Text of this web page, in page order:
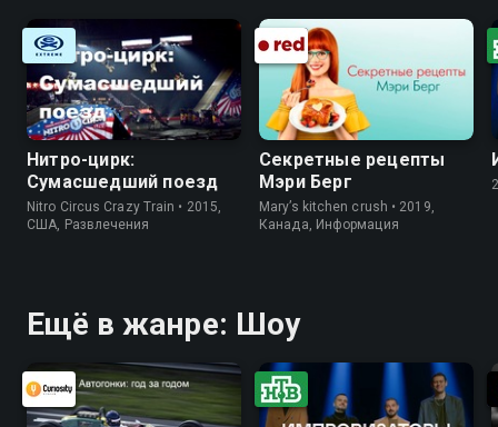
Нитро-цирк:
Сумасшедший поезд
Nitro Circus Crazy Train • 2015,
США, Развлечения
Секретные рецепты
Мэри Берг
Mary’s kitchen crush • 2019,
Канада, Информация
Ещё в жанре: Шоу